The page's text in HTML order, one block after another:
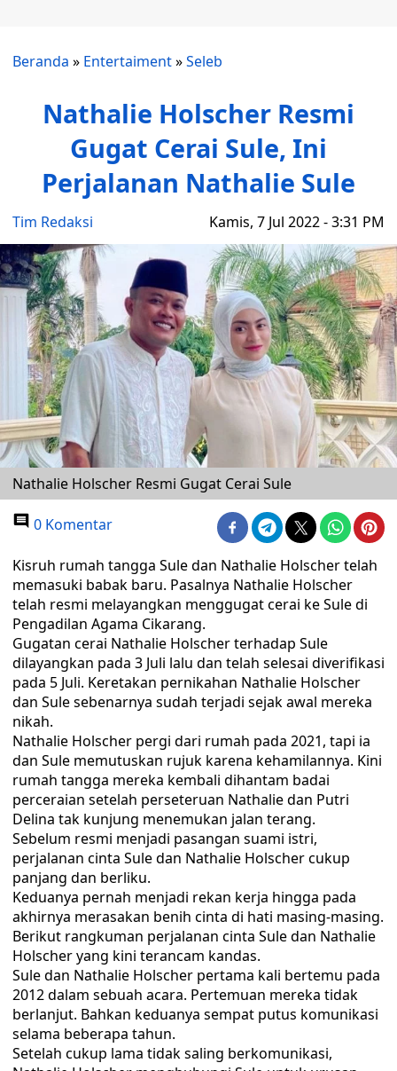
Beranda » Entertaiment»Seleb
Nathalie Holscher Resmi
Gugat Cerai Sule, Ini
Perjalanan Nathalie Sule
Tim Redaksi Kamis, 7 Jul 2022 - 3:31 PM
Nathalie Holscher Resmi Gugat Cerai Sule
0 Komentar
Kisruh rumah tangga Sule dan Nathalie Holscher telah
memasuki babak baru. Pasalnya Nathalie Holscher
telah resmi melayangkan menggugat cerai ke Sule di
Pengadilan Agama Cikarang.
Gugatan cerai Nathalie Holscher terhadap Sule
dilayangkan pada 3 Juli lalu dan telah selesai diverifikasi
pada 5 Juli. Keretakan pernikahan Nathalie Holscher
dan Sule sebenarnya sudah terjadi sejak awal mereka
nikah.
Nathalie Holscher pergi dari rumah pada 2021, tapi ia
dan Sule memutuskan rujuk karena kehamilannya. Kini
rumah tangga mereka kembali dihantam badai
perceraian setelah perseteruan Nathalie dan Putri
Delina tak kunjung menemukan jalan terang.
Sebelum resmi menjadi pasangan suami istri,
perjalanan cinta Sule dan Nathalie Holscher cukup
panjang dan berliku.
Keduanya pernah menjadi rekan kerja hingga pada
akhirnya merasakan benih cinta di hati masing-masing.
Berikut rangkuman perjalanan cinta Sule dan Nathalie
Holscher yang kini terancam kandas.
Sule dan Nathalie Holscher pertama kali bertemu pada
2012 dalam sebuah acara. Pertemuan mereka tidak
berlanjut. Bahkan keduanya sempat putus komunikasi
selama beberapa tahun.
Setelah cukup lama tidak saling berkomunikasi,